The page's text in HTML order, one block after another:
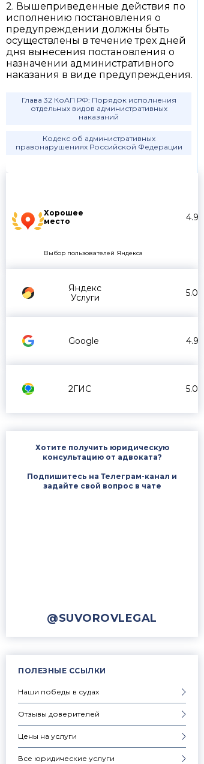
Хорошее
место
4.9
Выбор пользователей Яндекса
Яндекс
Услуги
5.0
Google 4.9
2ГИС 5.0
Хотите получить юридическую
консультацию от адвоката?
Подпишитесь на Телеграм-канал и
задайте свой вопрос в чате
@SUVOROVLEGAL
ПОЛЕЗНЫЕ ССЫЛКИ
Наши победы в судах
Отзывы доверителей
Цены на услуги
Все юридические услуги
2. Вышеприведенные действия по
исполнению постановления о
предупреждении должны быть
осуществлены в течение трех дней
дня вынесения постановления о
назначении административного
наказания в виде предупреждения.
Глава 32 КоАП РФ: Порядок исполнения
отдельных видов административных
наказаний
Кодекс об административных
правонарушениях Российской Федерации